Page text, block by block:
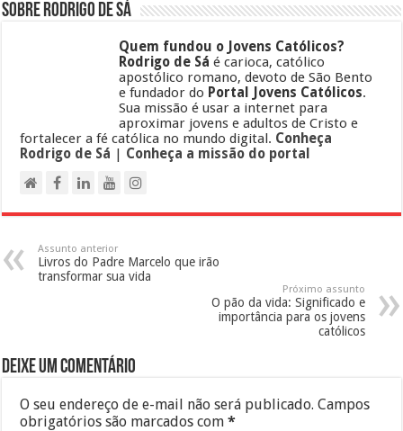
Sobre Rodrigo de Sá
Quem fundou o Jovens Católicos?
Rodrigo de Sá é carioca, católico
apostólico romano, devoto de São Bento
e fundador do Portal Jovens Católicos.
Sua missão é usar a internet para
aproximar jovens e adultos de Cristo e
fortalecer a fé católica no mundo digital. Conheça
Rodrigo de Sá | Conheça a missão do portal
Assunto anterior
Livros do Padre Marcelo que irão
transformar sua vida
Próximo assunto
O pão da vida: Significado e
importância para os jovens
católicos
Deixe um comentário
O seu endereço de e-mail não será publicado. Campos
obrigatórios são marcados com*